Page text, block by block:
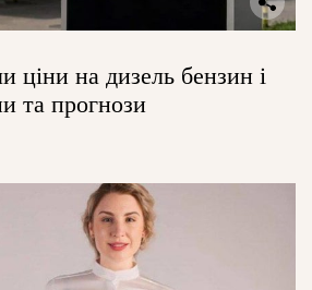
ціни на дизель бензин і
та прогнози